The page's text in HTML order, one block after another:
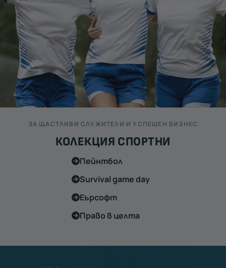
ЗА ЩАСТЛИВИ СЛУЖИТЕЛИ И УСПЕШЕН БИЗНЕС
КОЛЕКЦИЯ СПОРТНИ
Пейнтбол
Survival game day
Еърсофт
Право в целта